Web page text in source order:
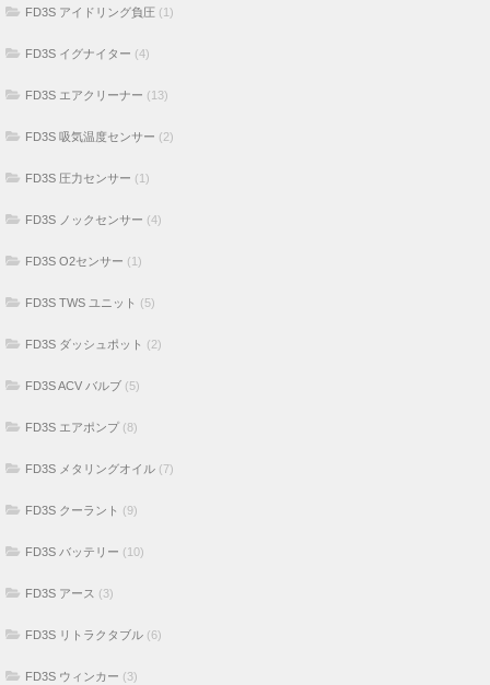
FD3S アイドリング負圧 (1)
FD3S イグナイター (4)
FD3S エアクリーナー (13)
FD3S 吸気温度センサー (2)
FD3S 圧力センサー (1)
FD3S ノックセンサー (4)
FD3S O2センサー (1)
FD3S TWS ユニット (5)
FD3S ダッシュポット (2)
FD3S ACV バルブ (5)
FD3S エアポンプ (8)
FD3S メタリングオイル (7)
FD3S クーラント (9)
FD3S バッテリー (10)
FD3S アース (3)
FD3S リトラクタブル (6)
FD3S ウィンカー (3)